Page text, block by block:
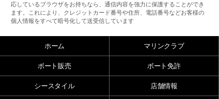
応しているブラウザをお持ちなら、通信内容を強力に保護することができ
ます。これにより、クレジットカード番号や住所、電話番号などお客様の
個人情報をすべて暗号化して送受信しています
ホーム マリンクラブ
ボート販売 ボート免許
シースタイル 店舗情報